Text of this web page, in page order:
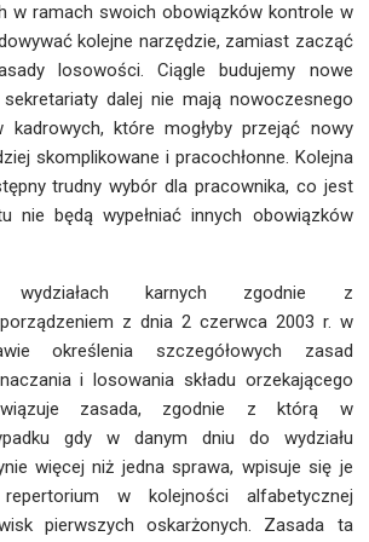
w ramach swoich obowiązków kontrole w
kolejne narzędzie, zamiast zacząć
losowości. Ciągle budujemy nowe
dalej nie mają nowoczesnego
które mogłyby przejąć nowy
skomplikowane i pracochłonne. Kolejna
trudny wybór dla pracownika, co jest
nie będą wypełniać innych obowiązków
karnych zgodnie z
z dnia 2 czerwca 2003 r. w
określenia szczegółowych zasad
i losowania składu orzekającego
zasada, zgodnie z którą w
gdy w danym dniu do wydziału
więcej niż jedna sprawa, wpisuje się je
w kolejności alfabetycznej
pierwszych oskarżonych. Zasada ta